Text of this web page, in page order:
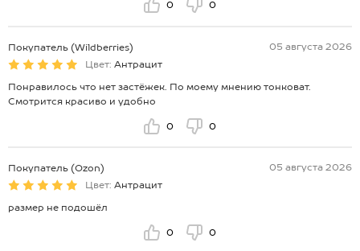
0 0
Покупатель (Wildberries)
05 августа 2026
Цвет: Антрацит
Понравилось что нет застёжек. По моему мнению тонковат.
Смотрится красиво и удобно
0 0
Покупатель (Ozon)
05 августа 2026
Цвет: Антрацит
размер не подошёл
0 0